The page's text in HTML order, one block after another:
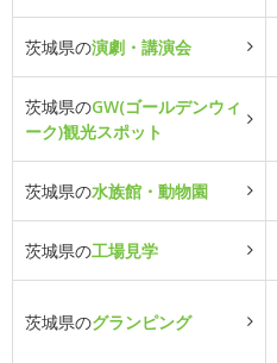
茨城県の演劇・講演会
茨城県のGW(ゴールデンウィ
ーク)観光スポット
茨城県の水族館・動物園
茨城県の工場見学
茨城県のグランピング